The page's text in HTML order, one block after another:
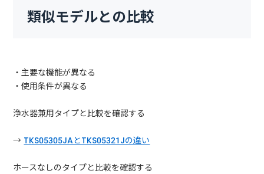
類似モデルとの比較
・主要な機能が異なる
・使用条件が異なる
浄水器兼用タイプと比較を確認する
→ TKS05305JAとTKS05321Jの違い
ホースなしのタイプと比較を確認する